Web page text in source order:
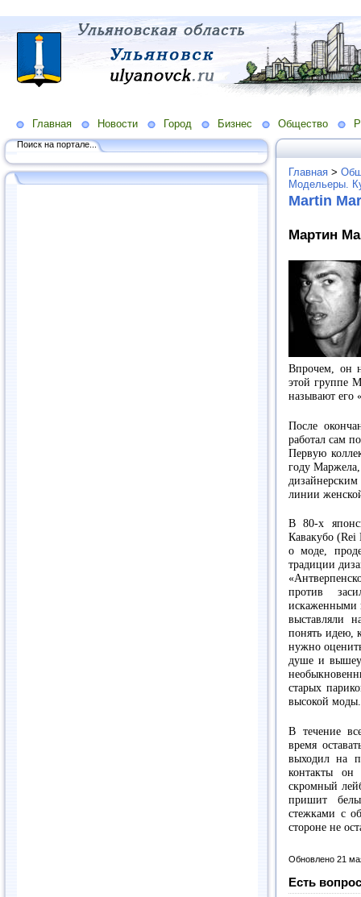
Главная Новости Город Бизнес Общество
Поиск на портале...
Главная >
Модельеры.
Martin
Мартин
Впрочем, он
этой группе
называют его
После
работал сам
Первую
году
линии
В 80-х
Кавакубо (Rei
о моде,
традиции
против
искаженными
выставляли
понять идею,
нужно
душе и
старых
высокой моды.
В течение
время
выходил на
контакты он
скромный
пришит
стежками с
стороне не
Обновлено 21
Есть